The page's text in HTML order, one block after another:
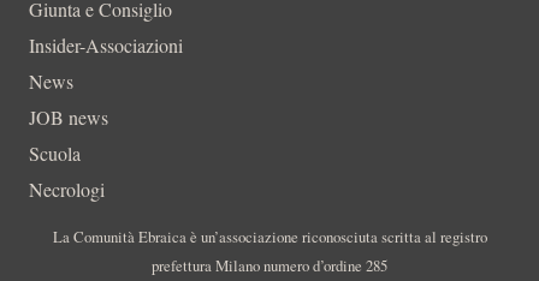
Giunta e Consiglio
Insider-Associazioni
News
JOB news
Scuola
Necrologi
La Comunità Ebraica è un’associazione riconosciuta scritta al registro
prefettura Milano numero d’ordine 285